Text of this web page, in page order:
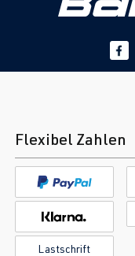
Flexibel Zahlen
Lastschrift